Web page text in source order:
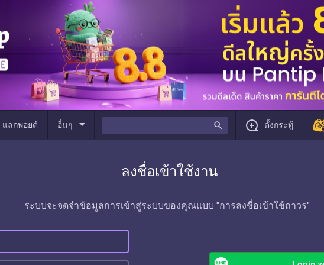
แลกพอยต์ อื่นๆ arrow_drop_down search ตั้งกระทู้
ลงชื่อเข้าใช้งาน
ระบบจะจดจำข้อมูลการเข้าสู่ระบบของคุณแบบ "การลงชื่อเข้าใช้ถาวร"